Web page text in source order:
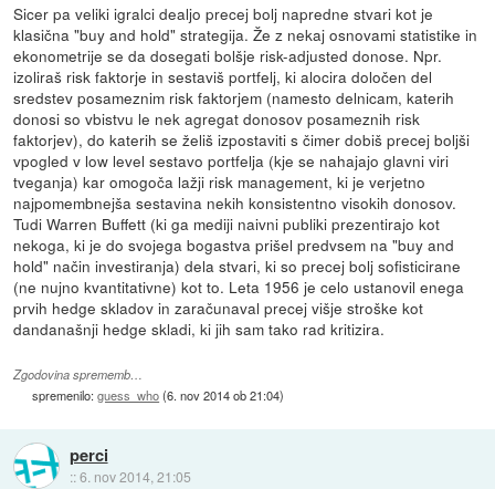
Sicer pa veliki igralci dealjo precej bolj napredne stvari kot je
klasična "buy and hold" strategija. Že z nekaj osnovami statistike in
ekonometrije se da dosegati bolšje risk-adjusted donose. Npr.
izoliraš risk faktorje in sestaviš portfelj, ki alocira določen del
sredstev posameznim risk faktorjem (namesto delnicam, katerih
donosi so vbistvu le nek agregat donosov posameznih risk
faktorjev), do katerih se želiš izpostaviti s čimer dobiš precej boljši
vpogled v low level sestavo portfelja (kje se nahajajo glavni viri
tveganja) kar omogoča lažji risk management, ki je verjetno
najpomembnejša sestavina nekih konsistentno visokih donosov.
Tudi Warren Buffett (ki ga mediji naivni publiki prezentirajo kot
nekoga, ki je do svojega bogastva prišel predvsem na "buy and
hold" način investiranja) dela stvari, ki so precej bolj sofisticirane
(ne nujno kvantitativne) kot to. Leta 1956 je celo ustanovil enega
prvih hedge skladov in zaračunaval precej višje stroške kot
dandanašnji hedge skladi, ki jih sam tako rad kritizira.
Zgodovina sprememb…
spremenilo:guess_who(6. nov 2014 ob 21:04)
perci
::6. nov 2014, 21:05